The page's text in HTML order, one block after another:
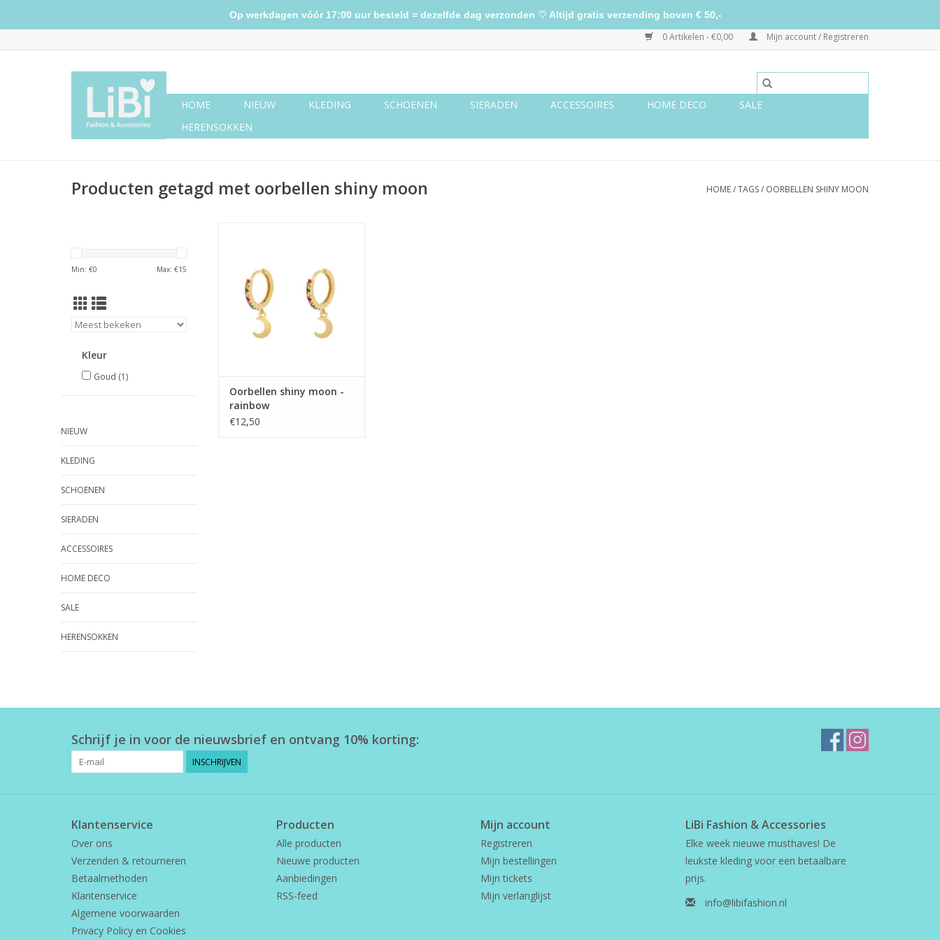
0 Artikelen - €0,00 Mijn account / Registreren
HOME NIEUW KLEDING SCHOENEN SIERADEN ACCESSOIRES HOME DECO
SALE
HERENSOKKEN
Producten getagd met oorbellen shiny moon HOME/TAGS/ OORBELLEN SHINY MOON
Min: €0 Max: €15
Kleur
Goud (1)
NIEUW
KLEDING
SCHOENEN
SIERADEN
ACCESSOIRES
HOME DECO
SALE
HERENSOKKEN
Oorbellen shiny moon -
rainbow
€12,50
Schrijf je in voor de nieuwsbrief en ontvang 10% korting:
INSCHRIJVEN
Klantenservice
Over ons
Verzenden & retourneren
Betaalmethoden
Klantenservice
Algemene voorwaarden
Privacy Policy en Cookies
Producten
Alle producten
Nieuwe producten
Aanbiedingen
RSS-feed
Mijn account
Registreren
Mijn bestellingen
Mijn tickets
Mijn verlanglijst
LiBi Fashion & Accessories
Elke week nieuwe musthaves! De
leukste kleding voor een betaalbare
prijs.
info@libifashion.nl
Op werkdagen vóór 17:00 uur besteld = dezelfde dag verzonden ♡ Altijd gratis verzending boven € 50,-